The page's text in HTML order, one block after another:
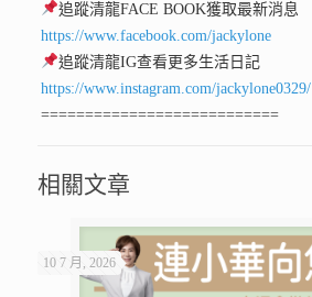
追蹤清龍FACE BOOK獲取最新消息
https://www.facebook.com/jackylone
追蹤清龍IG查看更多生活日記
https://www.instagram.com/jackylone0329/
===========================
相關文章
10 7 月, 2026